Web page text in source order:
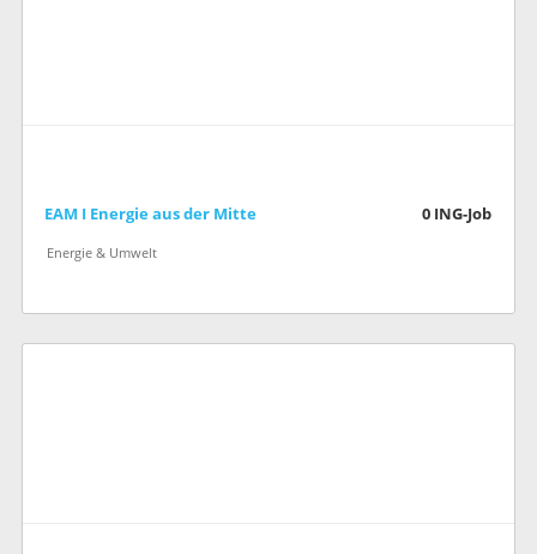
EAM I Energie aus der Mitte 0 ING-Job
Energie & Umwelt